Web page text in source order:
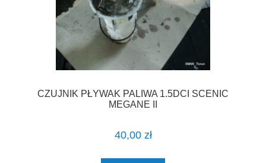
CZUJNIK PŁYWAK PALIWA 1.5DCI SCENIC
MEGANE II
40,00 zł